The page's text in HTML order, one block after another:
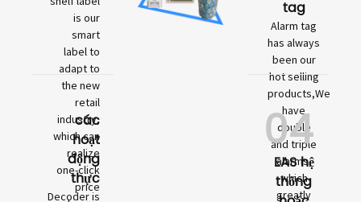
is our
smart
label to
adapt to
the new
retail
industry,
which can
realize
one-click
price
các
hoạt
động
thực
Decoder is
tag
Alarm tag
has always
been our
hot selling
products,We
have
double
and triple
alarms,
which
greatly
04
EAS hệ
thống